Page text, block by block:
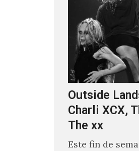
Outside
Charli XCX,
The xx
Este fin de